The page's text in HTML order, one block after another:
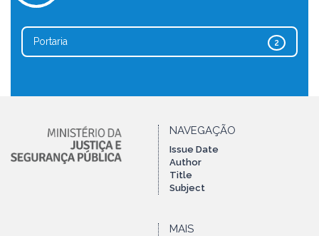
2
Portaria
NAVEGAÇÃO
Issue Date
Author
Title
Subject
MAIS